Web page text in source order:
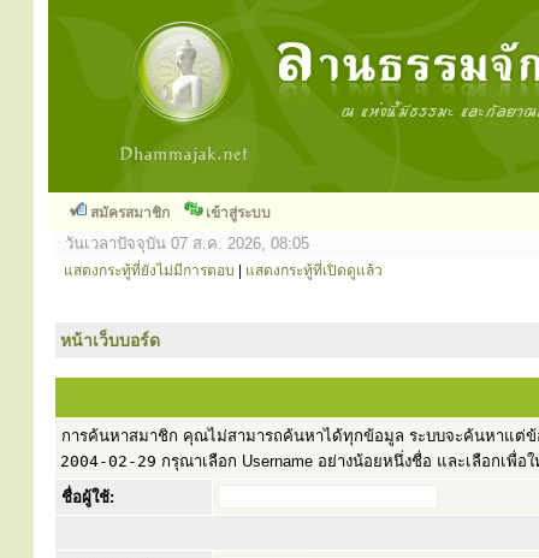
สมัครสมาชิก เข้าสู่ระบบ
วันเวลาปัจจุบัน 07 ส.ค. 2026, 08:05
แสดงกระทู้ที่ยังไม่มีการตอบ แสดงกระทู้ที่เปิดดูแล้ว
หน้าเว็บบอร์ด
การค้นหาสมาชิก คุณไม่สามารถค้นหาได้ทุกข้อมูล ระบบจะค้นหาแ
2004-02-29 กรุณาเลือก Username อย่างน้อยหนึ่งชื่อ และเลือกเพื่
ชื่อผู้ใช้: